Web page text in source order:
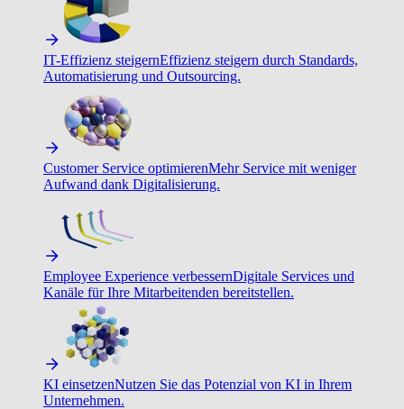
IT-Effizienz steigernEffizienz steigern durch Standards,
Automatisierung und Outsourcing.
Customer Service optimierenMehr Service mit weniger
Aufwand dank Digitalisierung.
Employee Experience verbessernDigitale Services und
Kanäle für Ihre Mitarbeitenden bereitstellen.
KI einsetzenNutzen Sie das Potenzial von KI in Ihrem
Unternehmen.